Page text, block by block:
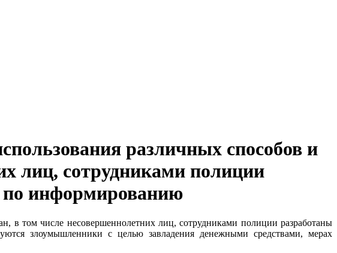
различных способов и
лиц, сотрудниками полиции
по информированию
в том числе несовершеннолетних лиц, сотрудниками полиции разработаны
злоумышленники с целью завладения денежными средствами, мерах